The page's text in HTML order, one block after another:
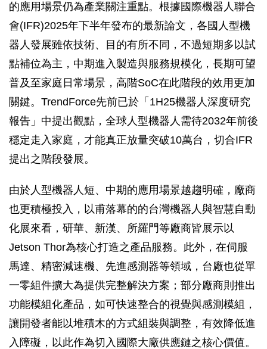
的應用場景仍為產業關注重點。根據國際機器人聯合
會(IFR)2025年下半年發布的最新論文，各國人型機
器人發展雖依技術、目的有所不同，不過短期多以試
點補位為主，中期進入製造與服務規模化，長期可望
普及至家庭日常場景，高階SoC在此階段的效用更加
關鍵。TrendForce先前已於「1H25機器人深度研究
報告」中提出觀點，全球人型機器人需待2032年前後
穩定走入家庭，才能真正放量突破10萬台，切合IFR
提出之階段發展。
由於人型機器人短、中期的應用場景越趨明確，廠商
也更積極投入，以甫落幕的的台灣機器人與智慧自動
化展來看，研華、新漢、所羅門等廠商皆展示以
Jetson Thor為核心打造之產品服務。此外，在伺服
馬達、精密減速機、先進感測器等領域，台廠也從單
一零組件擴大為提供完整解決方案；部分廠商則推出
功能模組化產品，如可快速整合的視覺與感測模組，
讓開發者能以堆積木的方式組裝與調整，有效降低進
入障礙，以此作為切入國際大廠供應鏈之核心價值。